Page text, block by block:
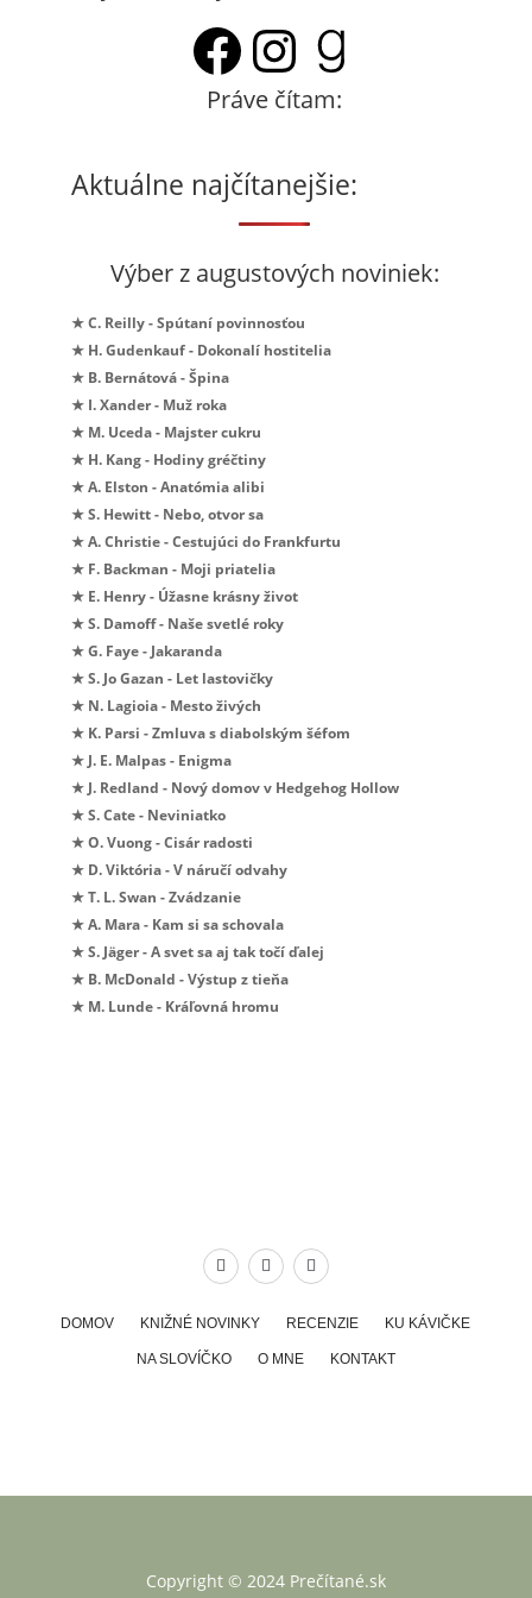
Facebook
Instagram
Práve čítam:
Aktuálne najčítanejšie:
Výber z augustových noviniek:
★ C. Reilly - Spútaní povinnosťou
★ H. Gudenkauf - Dokonalí hostitelia
★ B. Bernátová - Špina
★ I. Xander - Muž roka
★ M. Uceda - Majster cukru
★ H. Kang - Hodiny gréčtiny
★ A. Elston - Anatómia alibi
★ S. Hewitt - Nebo, otvor sa
★ A. Christie - Cestujúci do Frankfurtu
★ F. Backman - Moji priatelia
★ E. Henry - Úžasne krásny život
★ S. Damoff - Naše svetlé roky
★ G. Faye - Jakaranda
★ S. Jo Gazan - Let lastovičky
★ N. Lagioia - Mesto živých
★ K. Parsi - Zmluva s diabolským šéfom
★ J. E. Malpas - Enigma
★ J. Redland - Nový domov v Hedgehog Hollow
★ S. Cate - Neviniatko
★ O. Vuong - Cisár radosti
★ D. Viktória - V náručí odvahy
★ T. L. Swan - Zvádzanie
★ A. Mara - Kam si sa schovala
★ S. Jäger - A svet sa aj tak točí ďalej
★ B. McDonald - Výstup z tieňa
★ M. Lunde - Kráľovná hromu
DOMOV KNIŽNÉ NOVINKY RECENZIE KU KÁVIČKE
NA SLOVÍČKO O MNE KONTAKT
Copyright © 2024 Prečítané.sk